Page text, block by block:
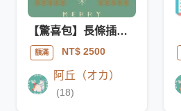
【驚喜包】長條插圖設計
額滿 NT$ 2500
阿丘（オカ）
(18)